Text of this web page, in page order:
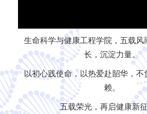
生命科学与健康工程学院，五载风
长，沉淀力量。
以初心践使命，以热爱赴韶华，不
赖。
五载荣光，再启健康新征